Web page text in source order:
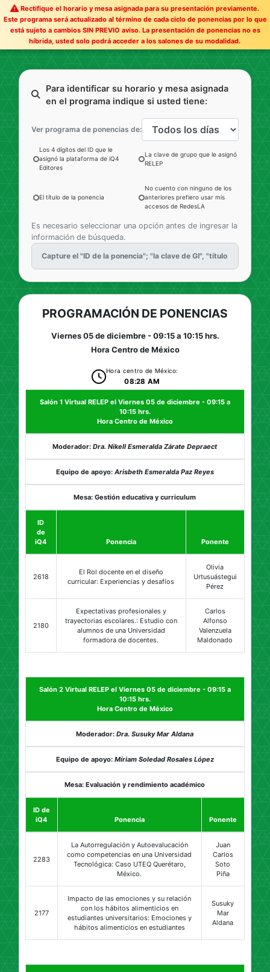
Rectifique el horario y mesa asignada para su presentación previamente.
Este programa será actualizado al término de cada ciclo de ponencias por lo que
está sujeto a cambios SIN PREVIO aviso. La presentación de ponencias no es
híbrida, usted solo podrá acceder a los salones de su modalidad.
Para identificar su horario y mesa asignada
en el programa indique si usted tiene:
Ver programa de ponencias de:
Los 4 dígitos del ID que le
asignó la plataforma de iQ4
Editores
La clave de grupo que le asignó
RELEP
El título de la ponencia
No cuento con ninguno de los
anteriores prefiero usar mis
accesos de RedesLA
Es necesario seleccionar una opción antes de ingresar la
información de búsqueda.
PROGRAMACIÓN DE PONENCIAS
Viernes 05 de diciembre - 09:15 a 10:15 hrs.
Hora Centro de México
Hora centro de México:
08:28 AM
Salón 1 Virtual RELEP el Viernes 05 de diciembre - 09:15 a
10:15 hrs.
Hora Centro de México
Moderador:Dra. Nikell Esmeralda Zárate Depraect
Equipo de apoyo: Arisbeth Esmeralda Paz Reyes
Mesa: Gestión educativa y curriculum
ID
de
iQ4
Ponencia Ponente
2618
El Rol docente en el diseño
curricular: Experiencias y desafíos
Olivia
Urtusuástegui
Pérez
2180
Expectativas profesionales y
trayectorias escolares.: Estudio con
alumnos de una Universidad
formadora de docentes.
Carlos
Alfonso
Valenzuela
Maldonado
Salón 2 Virtual RELEP el Viernes 05 de diciembre - 09:15 a
10:15 hrs.
Hora Centro de México
Moderador:Dra. Susuky Mar Aldana
Equipo de apoyo: Míriam Soledad Rosales López
Mesa: Evaluación y rendimiento académico
ID de
iQ4
Ponencia Ponente
2283
La Autorregulación y Autoevalucación
como competencias en una Universidad
Tecnológica: Caso UTEQ Querétaro,
México.
Juan
Carlos
Soto
Piña
2177
Impacto de las emociones y su relación
con los hábitos alimenticios en
estudiantes universitarios: Emociones y
hábitos alimenticios en estudiantes
Susuky
Mar
Aldana